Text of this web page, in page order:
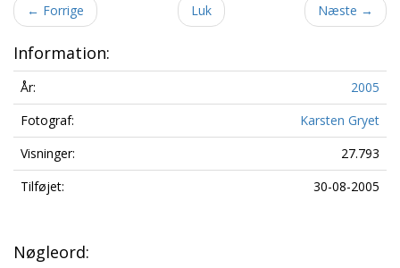
← Forrige Luk Næste →
Information:
År:
2005
Fotograf:
Karsten Gryet
Visninger:
27.793
Tilføjet:
30-08-2005
Nøgleord: